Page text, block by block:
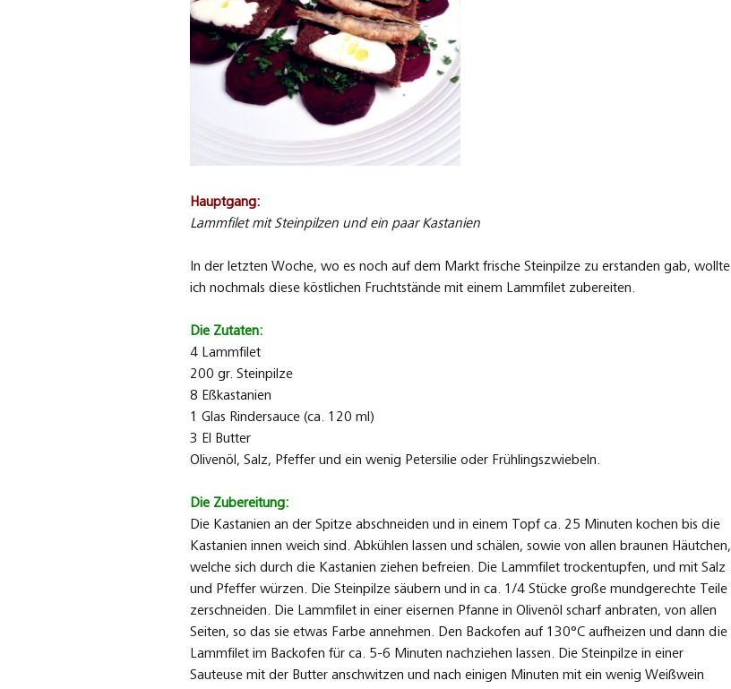
Hauptgang:
Lammfilet mit Steinpilzen und ein paar Kastanien
In der letzten Woche, wo es noch auf dem Markt frische Steinpilze zu erstanden gab, wollte
ich nochmals diese köstlichen Fruchtstände mit einem Lammfilet zubereiten.
Die Zutaten:
4 Lammfilet
200 gr. Steinpilze
8 Eßkastanien
1 Glas Rindersauce (ca. 120 ml)
3 El Butter
Olivenöl, Salz, Pfeffer und ein wenig Petersilie oder Frühlingszwiebeln.
Die Zubereitung:
Die Kastanien an der Spitze abschneiden und in einem Topf ca. 25 Minuten kochen bis die
Kastanien innen weich sind. Abkühlen lassen und schälen, sowie von allen braunen Häutchen,
welche sich durch die Kastanien ziehen befreien. Die Lammfilet trockentupfen, und mit Salz
und Pfeffer würzen. Die Steinpilze säubern und in ca. 1/4 Stücke große mundgerechte Teile
zerschneiden. Die Lammfilet in einer eisernen Pfanne in Olivenöl scharf anbraten, von allen
Seiten, so das sie etwas Farbe annehmen. Den Backofen auf 130°C aufheizen und dann die
Lammfilet im Backofen für ca. 5-6 Minuten nachziehen lassen. Die Steinpilze in einer
Sauteuse mit der Butter anschwitzen und nach einigen Minuten mit ein wenig Weißwein